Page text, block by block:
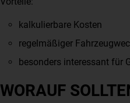
kalkulierbare Kosten
regelmäßiger
besonders interessant für
WORAUF